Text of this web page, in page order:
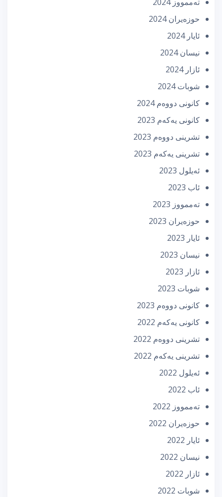
تەممووز 2024
حوزه‌یران 2024
ئایار 2024
نیسان 2024
ئازار 2024
شوبات 2024
كانونی دووه‌م 2024
كانونی یه‌كه‌م 2023
تشرینی دووه‌م 2023
تشرینی یه‌كه‌م 2023
ئه‌یلول 2023
ئاب 2023
تەممووز 2023
حوزه‌یران 2023
ئایار 2023
نیسان 2023
ئازار 2023
شوبات 2023
كانونی دووه‌م 2023
كانونی یه‌كه‌م 2022
تشرینی دووه‌م 2022
تشرینی یه‌كه‌م 2022
ئه‌یلول 2022
ئاب 2022
تەممووز 2022
حوزه‌یران 2022
ئایار 2022
نیسان 2022
ئازار 2022
شوبات 2022